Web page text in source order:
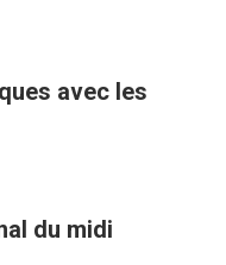
avec les
du midi